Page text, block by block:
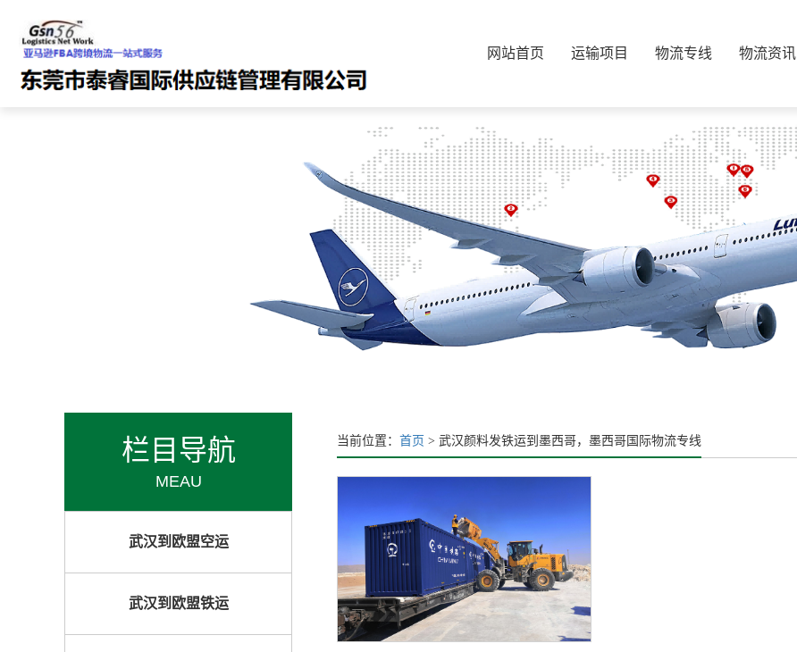
网站首页 运输项目 物流专线 物流资讯
栏目导航
MEAU
武汉到欧盟空运
武汉到欧盟铁运
当前位置：首页 > 武汉颜料发铁运到墨西哥，墨西哥国际物流专线